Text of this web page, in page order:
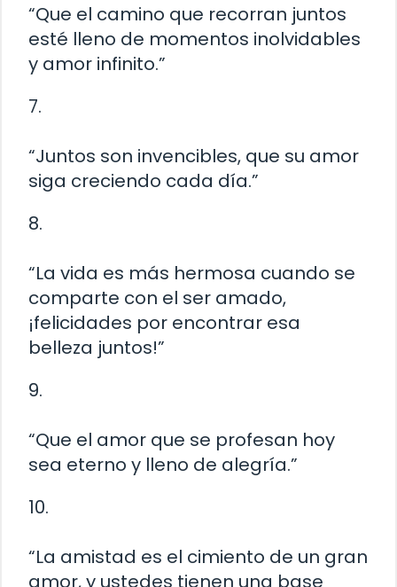
“Que el camino que recorran juntos
esté lleno de momentos inolvidables
y amor infinito.”
7.
“Juntos son invencibles, que su amor
siga creciendo cada día.”
8.
“La vida es más hermosa cuando se
comparte con el ser amado,
¡felicidades por encontrar esa
belleza juntos!”
9.
“Que el amor que se profesan hoy
sea eterno y lleno de alegría.”
10.
“La amistad es el cimiento de un gran
amor, y ustedes tienen una base